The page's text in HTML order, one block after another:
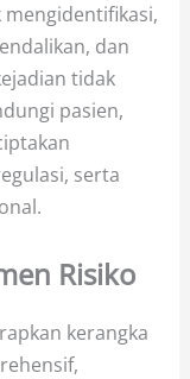
dan
tidak
pasien,
serta
Risiko
kerangka